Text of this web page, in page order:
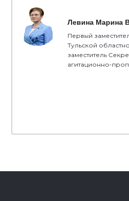
Левина Марина
Первый
Тульской
заместитель
агитационно-